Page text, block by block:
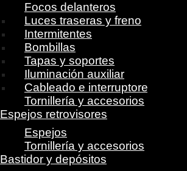
Focos delanteros
Luces traseras y freno
Intermitentes
Bombillas
Tapas y soportes
Iluminación auxiliar
Cableado e interruptores
Tornillería y accesorios
Espejos retrovisores
Espejos
Tornillería y accesorios
Bastidor y depósitos